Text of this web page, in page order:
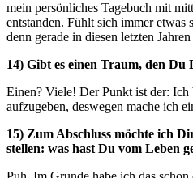
mein persönliches Tagebuch mit
entstanden. Fühlt sich immer etwas
denn gerade in diesen letzten
14) Gibt es einen Traum, den Du
Einen? Viele! Der Punkt ist der:
aufzugeben, deswegen mache ich
15) Zum Abschluss möchte ich
stellen: was hast Du vom Leben